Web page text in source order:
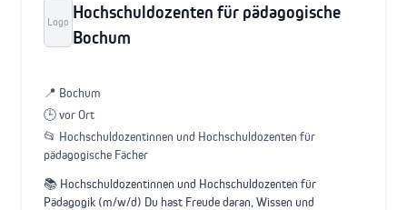
Logo Hochschuldozenten für pädagogische
Bochum
📍 Bochum
🕒 vor Ort
📂 Hochschuldozentinnen und Hochschuldozenten für
pädagogische Fächer
📚 Hochschuldozentinnen und Hochschuldozenten für
Pädagogik (m/w/d) Du hast Freude daran, Wissen und